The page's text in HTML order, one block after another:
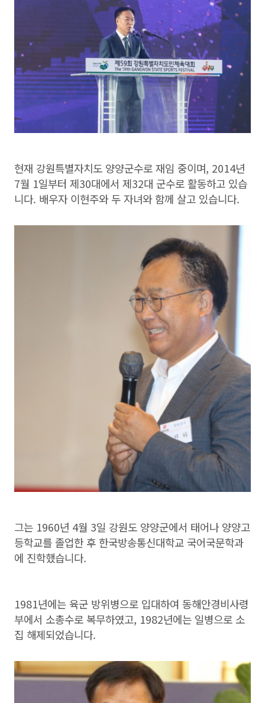
현재 강원특별자치도 양양군수로 재임 중이며, 2014년
7월 1일부터 제30대에서 제32대 군수로 활동하고 있습
니다. 배우자 이현주와 두 자녀와 함께 살고 있습니다.
그는 1960년 4월 3일 강원도 양양군에서 태어나 양양고
등학교를 졸업한 후 한국방송통신대학교 국어국문학과
에 진학했습니다.
1981년에는 육군 방위병으로 입대하여 동해안경비사령
부에서 소총수로 복무하였고, 1982년에는 일병으로 소
집 해제되었습니다.